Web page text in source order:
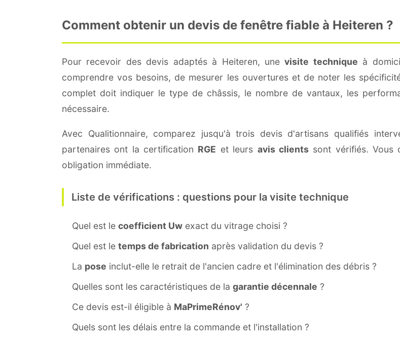
Comment obtenir un devis de fenêtre fiable à Heiteren ?
Pour recevoir des devis adaptés à Heiteren, unevisite technique à
comprendre vos besoins, de mesurer les ouvertures et de noter les
complet doit indiquer le type de châssis, le nombre de vantaux, les
nécessaire.
Avec Qualitionnaire, comparez jusqu'à trois devis d'artisans qualifiés
partenaires ont la certification RGE et leurs avis clientssont vérifiés. Vous
obligation immédiate.
Liste de vérifications : questions pour la visite technique
Quel est le coefficient Uw exact du vitrage choisi ?
Quel est le temps de fabrication après validation du devis ?
La pose inclut-elle le retrait de l'ancien cadre et l'élimination des débris ?
Quelles sont les caractéristiques de la garantie décennale ?
Ce devis est-il éligible à MaPrimeRénov' ?
Quels sont les délais entre la commande et l'installation ?